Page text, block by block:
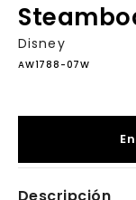
Disney
AW1788-07W